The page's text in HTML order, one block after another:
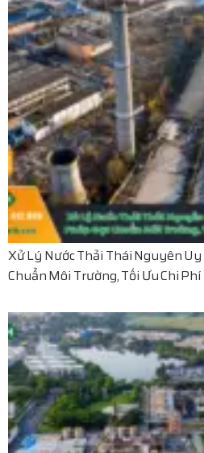
Xử Lý Nước Thải Thái Nguyên
Chuẩn Môi Trường, Tối Ưu Chi Phí